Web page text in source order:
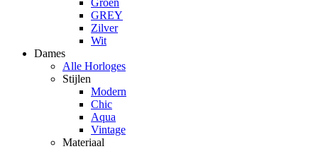
GREY
Zilver
Wit
Dames
Alle Horloges
Stijlen
Modern
Chic
Aqua
Vintage
Materiaal